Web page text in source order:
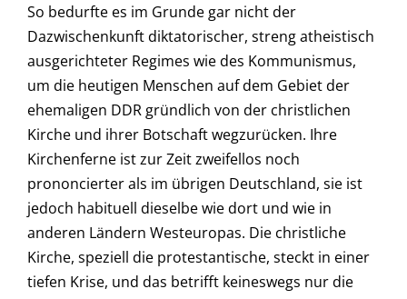
So bedurfte es im Grunde gar nicht der
Dazwischenkunft diktatorischer, streng atheistisch
ausgerichteter Regimes wie des Kommunismus,
um die heutigen Menschen auf dem Gebiet der
ehemaligen DDR gründlich von der christlichen
Kirche und ihrer Botschaft wegzurücken. Ihre
Kirchenferne ist zur Zeit zweifellos noch
prononcierter als im übrigen Deutschland, sie ist
jedoch habituell dieselbe wie dort und wie in
anderen Ländern Westeuropas. Die christliche
Kirche, speziell die protestantische, steckt in einer
tiefen Krise, und das betrifft keineswegs nur die